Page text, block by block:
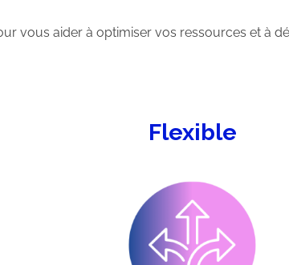
vous aider à optimiser vos ressources et à
Flexible